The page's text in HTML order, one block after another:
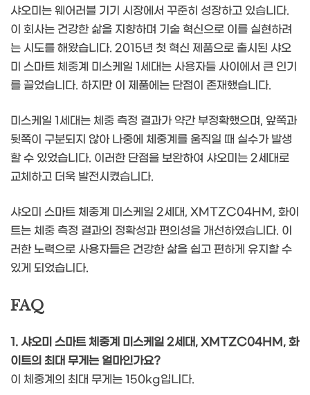
샤오미는 웨어러블 기기 시장에서 꾸준히 성장하고 있습니다.
이 회사는 건강한 삶을 지향하며 기술 혁신으로 이를 실현하려
는 시도를 해왔습니다. 2015년 첫 혁신 제품으로 출시된 샤오
미 스마트 체중계 미스케일 1세대는 사용자들 사이에서 큰 인기
를 끌었습니다. 하지만 이 제품에는 단점이 존재했습니다.
미스케일 1세대는 체중 측정 결과가 약간 부정확했으며, 앞쪽과
뒷쪽이 구분되지 않아 나중에 체중계를 움직일 때 실수가 발생
할 수 있었습니다. 이러한 단점을 보완하여 샤오미는 2세대로
교체하고 더욱 발전시켰습니다.
샤오미 스마트 체중계 미스케일 2세대, XMTZC04HM, 화이
트는 체중 측정 결과의 정확성과 편의성을 개선하였습니다. 이
러한 노력으로 사용자들은 건강한 삶을 쉽고 편하게 유지할 수
있게 되었습니다.
FAQ
1. 샤오미 스마트 체중계 미스케일 2세대, XMTZC04HM, 화
이트의 최대 무게는 얼마인가요?
이 체중계의 최대 무게는 150kg입니다.